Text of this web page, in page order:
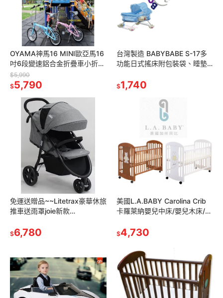
OYAMA神馬16 MINI歐亞馬16
吋6段變速鋁合金折疊車小折小
摺16’’摺疊車快拆兒童腳踏車兒
童自行車
$5,990
$5,790
台灣製造 BABYBABE S-17多
功能日式搖床附包裝袋、睡墊
搖椅睡床安撫椅 奶油黃/藍色
$1,740
免運送贈品~~Litetrax豪華休旅
推車送雨罩joie新款
推車三輪嬰兒推車
$6,780
美國L.A.BABY Carolina Crib
卡羅萊納嬰兒中床/嬰兒木床/實
寶床
$4,730